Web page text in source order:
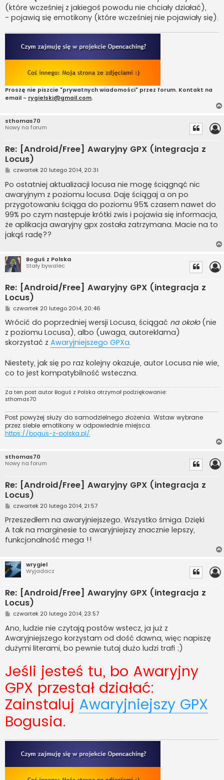
(które wcześniej z jakiegoś powodu nie chciały działać),
- pojawią się emotikony (które wcześniej nie pojawiały się).
Proszę nie piszcie "prywatnych wiadomości" przez forum. Kontakt na
email - rygielski@gmail.com.
sthomas70
Nowy na forum
Re: [Android/Free] Awaryjny GPX (integracja z
Locus)
P
s
t
czwartek 20 lutego 2014, 20:31
Po ostatniej aktualizacji locusa nie mogę ściągnąć nic
awaryjnym z poziomu locusa. Daję ściągaj a on po
przygotowaniu ściąga do poziomu 95% czasem nawet do
99% po czym następuje krótki zwis i pojawia się informacja,
że aplikacja awaryjny gpx została zatrzymana. Macie na to
jakąś radę??
Boguś z Polska
Stały bywalec
Re: [Android/Free] Awaryjny GPX (integracja z
Locus)
P
s
t
czwartek 20 lutego 2014, 20:46
Wrócić do poprzedniej wersji Locusa, ściągać na około(nie
z poziomu Locusa), albo (uwaga, autoreklama)
skorzystać z Awaryjniejszego GPXa.
Niestety, jak się po raz kolejny okazuje, autor Locusa nie wie,
co to jest kompatybilność wsteczna.
Za ten post autor Boguś z Polska otrzymał podziękowanie:
sthomas70
Post powyżej służy do samodzielnego złożenia. Wstaw wybrane
przez siebie emotikony w odpowiednie miejsca.
https://bogus-z-polska.pl/
sthomas70
Nowy na forum
Re: [Android/Free] Awaryjny GPX (integracja z
Locus)
P
s
t
czwartek 20 lutego 2014, 21:57
Przeszedłem na awaryjniejszego. Wszystko śmiga. Dzięki
A tak na marginesie to awaryjniejszy znacznie lepszy,
funkcjonalność mega !!
wrygiel
Wyjadacz
Re: [Android/Free] Awaryjny GPX (integracja z
Locus)
P
s
t
czwartek 20 lutego 2014, 23:57
Ano, ludzie nie czytają postów wstecz, ja już z
Awaryjniejszego korzystam od dość dawna, więc napiszę
dużymi literami, bo pewnie tutaj dużo ludzi trafi ;)
Jeśli jesteś tu, bo Awaryjny
GPX przestał działać:
Zainstaluj Awaryjniejszy GPX
Bogusia.